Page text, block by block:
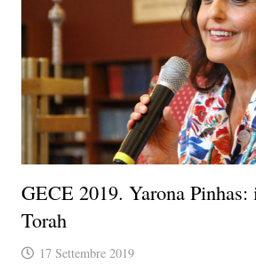
GECE 2019. Yarona
Torah
17 Settembre 2019